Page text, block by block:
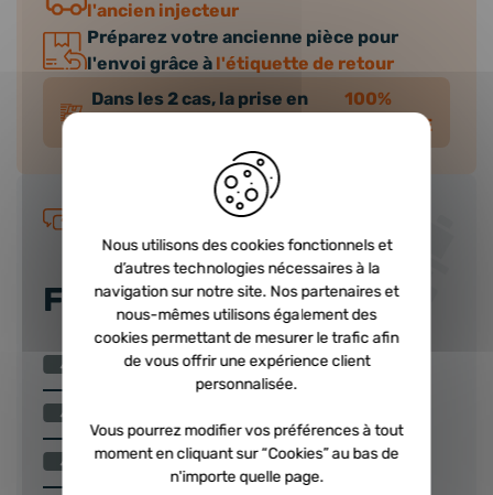
l'ancien injecteur
Préparez votre ancienne pièce pour
l'envoi grâce à l'étiquette de retour
Dans les 2 cas, la prise en
100%
GRATUITE
Guide d'achat
FAQ INJECTEUR
Comment choisir un injecteur ?
Qu’est-ce qu’une consigne injecteur ?
Nous utilisons des cookies fonctionnels et
d’autres technologies nécessaires à la
navigation sur notre site. Nos partenaires et
nous-mêmes utilisons également des
cookies permettant de mesurer le trafic afin
de vous offrir une expérience client
personnalisée.
Vous pourrez modifier vos préférences à tout
moment en cliquant sur “Cookies” au bas de
n'importe quelle page.